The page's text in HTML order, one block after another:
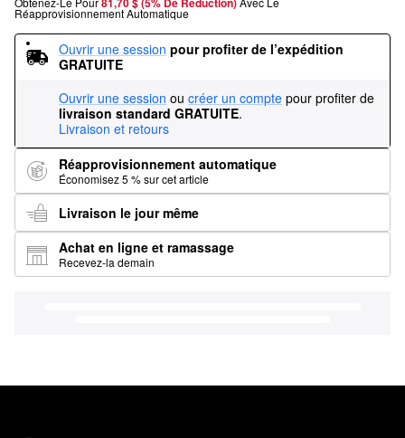
Réapprovisionnement Automatique
Ouvrir une session pour profiter de l’expédition
GRATUITE
Ouvrir une session ou créer un compte pour profiter de
livraison standard GRATUITE.
Livraison et retours
Réapprovisionnement automatique
Économisez 5 % sur cet article
Livraison le jour même
Achat en ligne et ramassage
Recevez-la demain